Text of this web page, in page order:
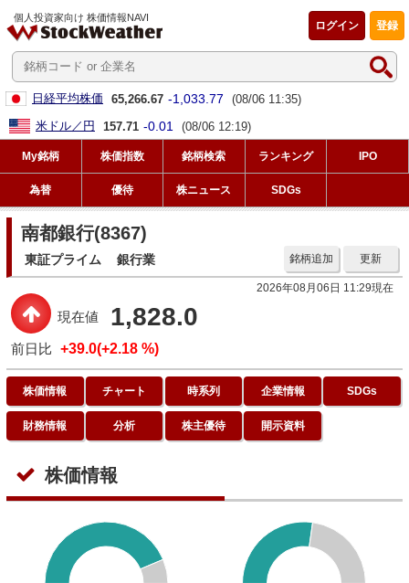
個人投資家向け 株価情報NAVI
登録
ログイン
日経平均株価 65,266.67 -1,033.77
(08/06 11:35)
米ドル／円
157.71 -0.01 (08/06 12:19)
My銘柄 株価指数 銘柄検索 ランキング IPO
為替 優待 株ニュース SDGs
南都銀行(8367)
東証プライム 銀行業 更新
銘柄追加
2026年08月06日 11:29現在
現在値 1,828.0
前日比 +39.0(+2.18 %)
株価情報 チャート 時系列 企業情報 SDGs
財務情報 分析 株主優待 開示資料
株価情報